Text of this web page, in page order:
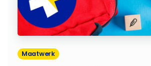
Maatwerk